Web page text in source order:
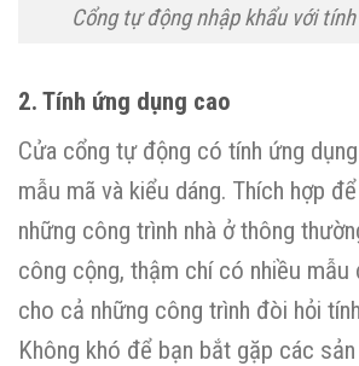
Cổng tự động nhập khẩu với
2. Tính ứng dụng cao
Cửa cổng tự động có tính ứng
mẫu mã và kiểu dáng. Thích hợp
những công trình nhà ở thông
công cộng, thậm chí có nhiều mẫu
cho cả những công trình đòi hỏi
Không khó để bạn bắt gặp các